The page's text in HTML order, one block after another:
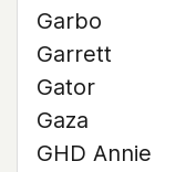
Garbo
Garrett
Gator
Gaza
GHD Annie